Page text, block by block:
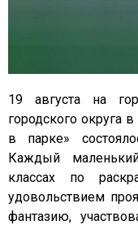
19 августа на
городского округа
в парке»
Каждый
классах по
удовольствием
фантазию,